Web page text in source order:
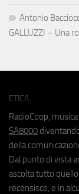
Antonio
GALLUZZI – Una
ETICA
RadioCoop,
SA8000
della
Dal punto di vista
ascolta tutto
recensisce, e in